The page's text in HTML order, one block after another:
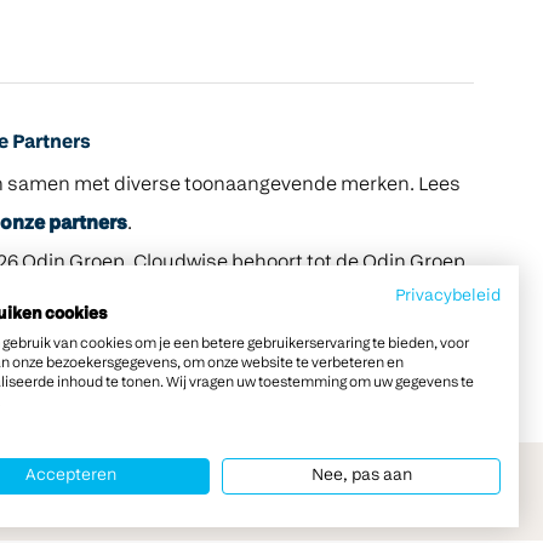
Partners
samen met diverse toonaangevende merken. Lees
onze partners.
Odin Groep. Cloudwise behoort tot de Odin Groep.
Privacybeleid
cookies
van cookies om je een betere gebruikerservaring te bieden, voor
onze bezoekersgegevens, om onze website te verbeteren en
inhoud te tonen. Wij vragen uw toestemming om uw gegevens te
Accepteren Nee, pas aan